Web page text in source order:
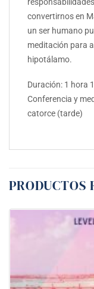
convertirnos en
un ser humano
meditación para
hipotálamo.
Duración: 1 hora
Conferencia y
catorce (tarde)
PRODUCTOS